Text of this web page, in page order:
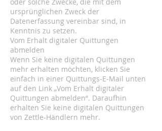
ursprünglichen Zweck der
Datenerfassung vereinbar sind, in
Kenntnis zu setzen.
Vom Erhalt digitaler Quittungen
abmelden
Wenn Sie keine digitalen Quittungen
mehr erhalten möchten, klicken Sie
einfach in einer Quittungs-E-Mail unten
auf den Link „Vom Erhalt digitaler
Quittungen abmelden“. Daraufhin
erhalten Sie keine digitalen Quittungen
von Zettle-Händlern mehr.